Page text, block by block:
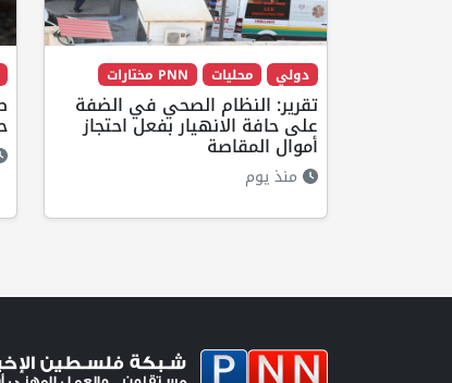
دولي محليات PNN مختارات
تقرير: النظام الصحي في الضفة
على حافة الانهيار بفعل احتجاز
أموال المقاصة
منذ يوم